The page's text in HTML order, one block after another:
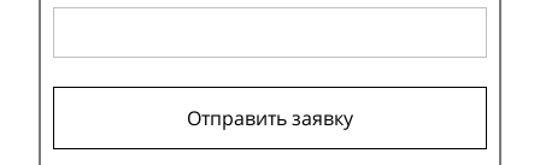
Отправить заявку